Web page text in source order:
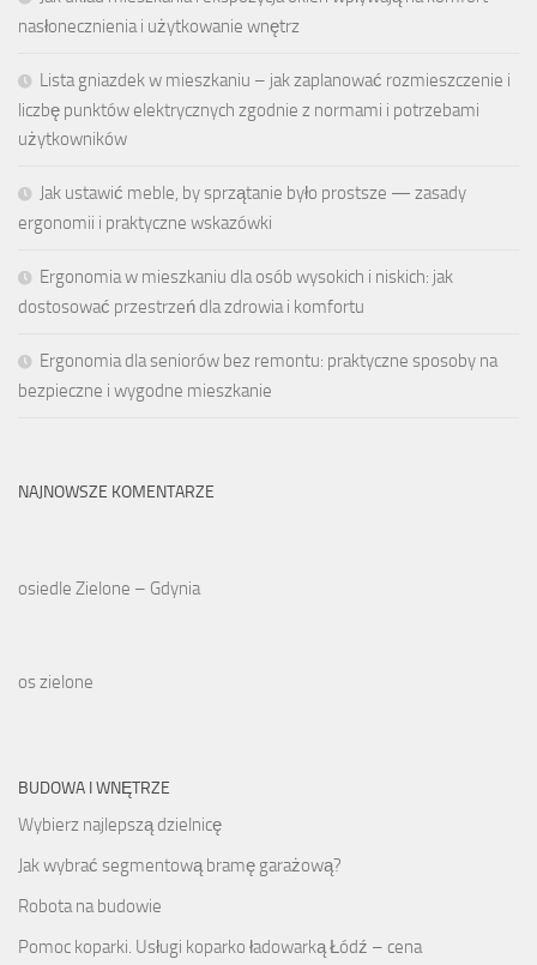
nasłonecznienia i użytkowanie wnętrz
Lista gniazdek w mieszkaniu – jak zaplanować rozmieszczenie i
liczbę punktów elektrycznych zgodnie z normami i potrzebami
użytkowników
Jak ustawić meble, by sprzątanie było prostsze — zasady
ergonomii i praktyczne wskazówki
Ergonomia w mieszkaniu dla osób wysokich i niskich: jak
dostosować przestrzeń dla zdrowia i komfortu
Ergonomia dla seniorów bez remontu: praktyczne sposoby na
bezpieczne i wygodne mieszkanie
NAJNOWSZE KOMENTARZE
osiedle Zielone – Gdynia
os zielone
BUDOWA I WNĘTRZE
Wybierz najlepszą dzielnicę
Jak wybrać segmentową bramę garażową?
Robota na budowie
Pomoc koparki. Usługi koparko ładowarką Łódź – cena